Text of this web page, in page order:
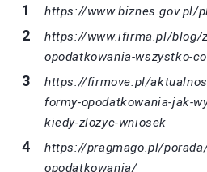
https://www.biznes.gov.pl/
https://www.ifirma.pl/blog/
opodatkowania-wszystko-
https://firmove.pl/
formy-opodatkowania-jak-
kiedy-zlozyc-wniosek
https://pragmago.pl/
opodatkowania/